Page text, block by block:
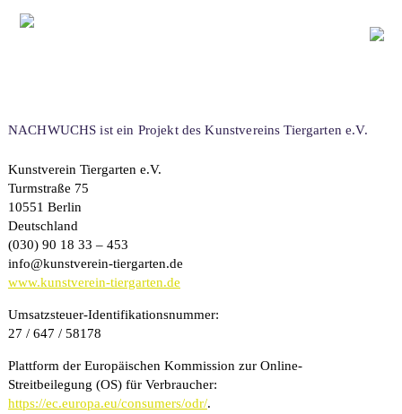
kulturelle bildung
workshops
ferienprojekte
spezialformate
archiv
förderer + partner
datenschutz
NACHWUCHS ist ein Projekt des Kunstvereins Tiergarten e.V.
Kunstverein Tiergarten e.V.
Turmstraße 75
10551 Berlin
Deutschland
(030) 90 18 33 – 453
info@kunstverein-tiergarten.de
www.kunstverein-tiergarten.de
Umsatzsteuer-Identifikationsnummer:
27 / 647 / 58178
Plattform der Europäischen Kommission zur Online-
Streitbeilegung (OS) für Verbraucher:
https://ec.europa.eu/consumers/odr/.